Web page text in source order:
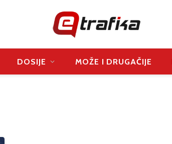
DOSIJE MOŽE I DRUGAČIJE